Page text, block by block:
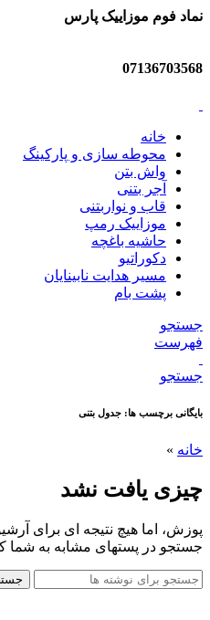
نماد فوم موزاییک پارس
07136703568
خانه
محوطه سازی و پارکینگ
واش بتن
آجر بتنی
قاب و نواربتنی
موزاییک رمپ
حاشیه باغچه
دکوراتیو
مسیر هدایت نابینایان
پشت بام
جستجو
فهرست
جستجو
بایگانی برچسب ها: جدول بتنی
خانه »
چیزی یافت نشد
پوزش، اما هیچ نتیجه ای برای
جستجو در پستهای مشابه به شما